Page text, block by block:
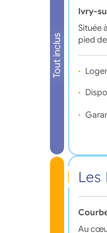
Tout inclus
Ivry-
Située
pied
Les
Au